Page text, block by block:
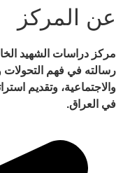
عن المركز
مركز دراسات الشهيد
رسالته في فهم التحولات
والاجتماعية، وتقديم
في العراق.